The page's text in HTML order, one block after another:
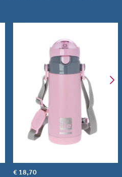
σκεύη,
δεν πρέπει να μπαίνει
€ 18,70